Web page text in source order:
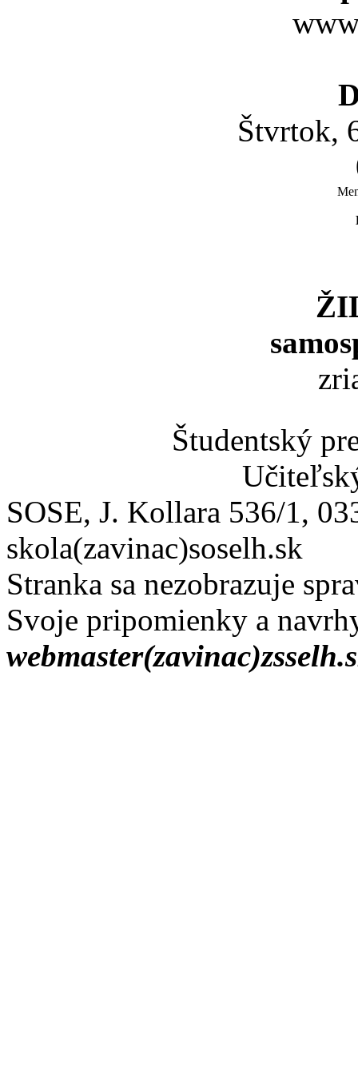
Štvrtok,
Študentský
SOSE, J. Kollara 536/1,
skola(zavinac)soselh.sk
Stranka sa nezobrazuje
Svoje pripomienky a